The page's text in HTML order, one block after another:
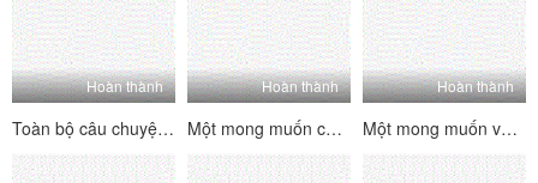
Hoàn thành
Toàn bộ câu chuyện về sự hồi hộp hài hước của một người bạn 3p [1] ấm lòng, thở dài, đĩ và đĩ
Hoàn thành
Một mong muốn cho mong muốn [Phần 2] phụ nữ trưởng thành không phải là một con người nói chung, và rất tinh tế và thực hiện các kỹ thuật tình dục.
Hoàn thành
Một mong muốn về tình dục [Phần 1] Phụ nữ trưởng thành không phải là một con người nói chung, và cực kỳ lành nghề trong việc thực hiện kỹ thuật tình dục